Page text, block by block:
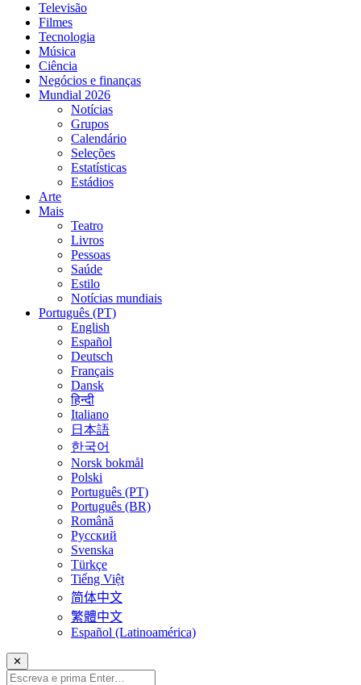
Televisão
Filmes
Tecnologia
Música
Ciência
Negócios e finanças
Mundial 2026
Notícias
Grupos
Calendário
Seleções
Estatísticas
Estádios
Arte
Mais
Teatro
Livros
Pessoas
Saúde
Estilo
Notícias mundiais
Português (PT)
English
Español
Deutsch
Français
Dansk
हिन्दी
Italiano
日本語
한국어
Norsk bokmål
Polski
Português (PT)
Português (BR)
Română
Русский
Svenska
Türkçe
Tiếng Việt
简体中文
繁體中文
Español (Latinoamérica)
✕